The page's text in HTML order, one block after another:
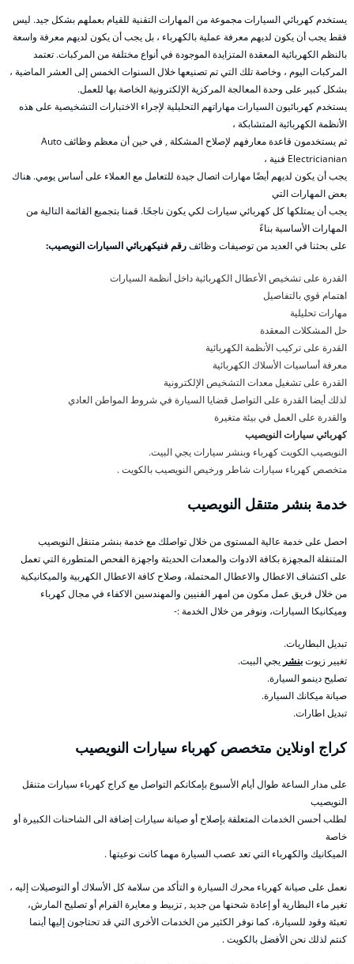
يستخدم كهربائي السيارات مجموعة من المهارات التقنية للقيام بعملهم بشكل جيد. ليس
فقط يجب أن يكون لديهم معرفة عملية بالكهرباء ، بل يجب أن يكون لديهم معرفة واسعة
بالنظم الكهربائية المعقدة المتزايدة الموجودة في أنواع مختلفة من المركبات. تعتمد
المركبات اليوم ، وخاصة تلك التي تم تصنيعها خلال السنوات الخمس إلى العشر الماضية ،
بشكل كبير على وحدة المعالجة المركزية الإلكترونية الخاصة بها للعمل.
يستخدم كهربائيون السيارات مهاراتهم التحليلية لإجراء الاختبارات التشخيصية على هذه
الأنظمة الكهربائية المتشابكة ،
ثم يستخدمون قاعدة معارفهم لإصلاح المشكلة , في حين أن معظم وظائف Auto
Electricianian فنية ،
يجب أن يكون لديهم أيضًا مهارات اتصال جيدة للتعامل مع العملاء على أساس يومي. هناك
بعض المهارات التي
يجب أن يمتلكها كل كهربائي سيارات لكي يكون ناجحًا. قمنا بتجميع القائمة التالية من
المهارات الأساسية بناءً
على بحثنا في العديد من توصيفات وظائفرقم فنيكهربائي السيارات النويصيب:
القدرة على تشخيص الأعطال الكهربائية داخل أنظمة السيارات
اهتمام قوي بالتفاصيل
مهارات تحليلية
حل المشكلات المعقدة
القدرة على تركيب الأنظمة الكهربائية
معرفة أساسيات الأسلاك الكهربائية
القدرة على تشغيل معدات التشخيص الإلكترونية
لذلك أيضا القدرة على التواصل قضايا السيارة في شروط المواطن العادي
والقدرة على العمل في بيئة متغيرة
كهربائي سيارات النويصيب
النويصيب الكويت كهرباء وبنشر سيارات يجي البيت.
متخصص كهرباء سيارات شاطر ورخيص النويصيب بالكويت .
خدمة بنشر متنقل النويصيب
احصل على خدمة عالية المستوى من خلال تواصلك مع خدمة بنشر متنقل النويصيب
المتنقلة المجهزة بكافة الادوات والمعدات الحديثة واجهزة الفحص المتطورة التي تعمل
على اكتشاف الاعطال والاعطال المحتملة، وصلاح كافة الاعطال الكهربية والميكانيكية
من خلال فريق عمل مكون من امهر الفنيين والمهندسين الاكفاء في مجال كهرباء
وميكانيكا السيارات، ونوفر من خلال الخدمة :-
تبديل البطاريات.
تغيير زيوتبنشر يجي البيت.
تصليح دينمو السيارة.
صيانة ميكانك السيارة.
تبديل اطارات.
كراج اونلاين متخصص كهرباء سيارات النويصيب
على مدار الساعة طوال أيام الأسبوع بإمكانكم التواصل مع كراج كهرباء سيارات متنقل
النويصيب
لطلب أحسن الخدمات المتعلقة بإصلاح أو صيانة سيارات إضافة الى الشاحنات الكبيرة أو
خاصة
الميكانيك والكهرباء التي تعد عصب السيارة مهما كانت نوعيتها .
نعمل على صيانة كهرباء محرك السيارة و التأكد من سلامة كل الأسلاك أو التوصيلات إليه ،
تغير ماء البطارية أو إعادة شحنها من جديد , تزبيط و معايرة الفرام أو تصليح المارش،
تعبئة وقود للسيارة، كما نوفر الكثير من الخدمات الأخرى التي قد تحتاجون إليها أينما
كنتم لذلك نحن الأفضل بالكويت .